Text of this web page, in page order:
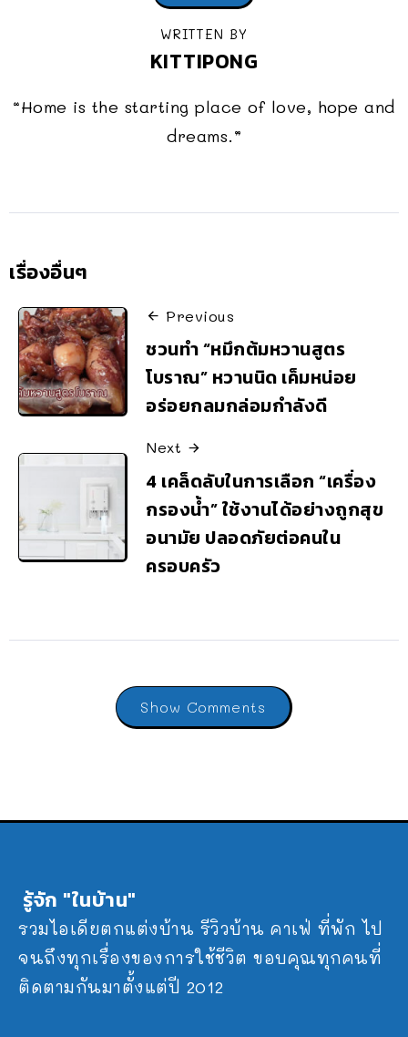
WRITTEN BY
KITTIPONG
“Home is the starting place of love, hope and
dreams.”
เรื่องอื่นๆ
Previous
ชวนทำ “หมึกต้มหวานสูตร
โบราณ” หวานนิด เค็มหน่อย
อร่อยกลมกล่อมกำลังดี
Next
4 เคล็ดลับในการเลือก “เครื่อง
กรองน้ำ” ใช้งานได้อย่างถูกสุข
อนามัย ปลอดภัยต่อคนใน
ครอบครัว
Show Comments
รู้จัก "ในบ้าน"
รวมไอเดียตกแต่งบ้าน รีวิวบ้าน คาเฟ่ ที่พัก ไป
จนถึงทุกเรื่องของการใช้ชีวิต ขอบคุณทุกคนที่
ติดตามกันมาตั้งแต่ปี 2012